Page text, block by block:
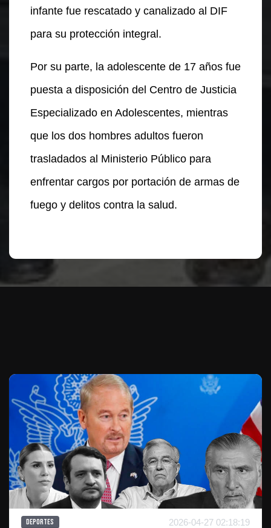
infante fue rescatado y canalizado al DIF
para su protección integral.
Por su parte, la adolescente de 17 años fue
puesta a disposición del Centro de Justicia
Especializado en Adolescentes, mientras
que los dos hombres adultos fueron
trasladados al Ministerio Público para
enfrentar cargos por portación de armas de
fuego y delitos contra la salud.
Deportes 2026-04-27 02:18:19